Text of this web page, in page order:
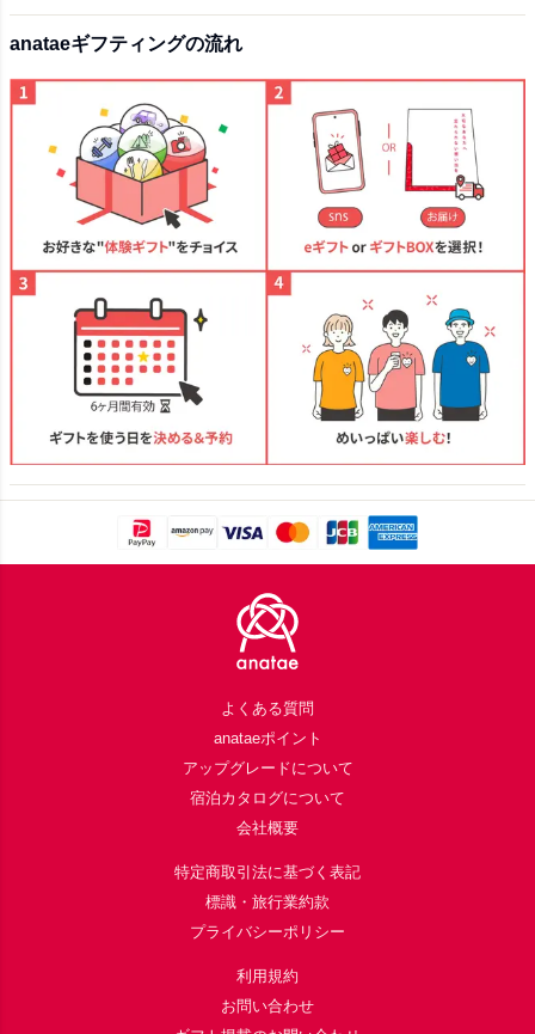
anataeギフティングの流れ
よくある質問
anataeポイント
アップグレードについて
宿泊カタログについて
会社概要
特定商取引法に基づく表記
標識・旅行業約款
プライバシーポリシー
利用規約
お問い合わせ